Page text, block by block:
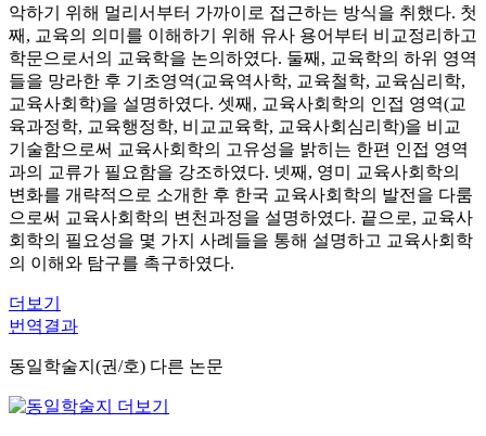
악하기 위해 멀리서부터 가까이로 접근하는 방식을 취했다. 첫
째, 교육의 의미를 이해하기 위해 유사 용어부터 비교정리하고
학문으로서의 교육학을 논의하였다. 둘째, 교육학의 하위 영역
들을 망라한 후 기초영역(교육역사학, 교육철학, 교육심리학,
교육사회학)을 설명하였다. 셋째, 교육사회학의 인접 영역(교
육과정학, 교육행정학, 비교교육학, 교육사회심리학)을 비교
기술함으로써 교육사회학의 고유성을 밝히는 한편 인접 영역
과의 교류가 필요함을 강조하였다. 넷째, 영미 교육사회학의
변화를 개략적으로 소개한 후 한국 교육사회학의 발전을 다룸
으로써 교육사회학의 변천과정을 설명하였다. 끝으로, 교육사
회학의 필요성을 몇 가지 사례들을 통해 설명하고 교육사회학
의 이해와 탐구를 촉구하였다.
더보기
번역결과
동일학술지(권/호) 다른 논문